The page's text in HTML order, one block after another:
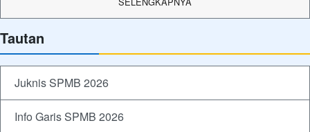
Tautan
Juknis SPMB 2026
Info Garis SPMB 2026